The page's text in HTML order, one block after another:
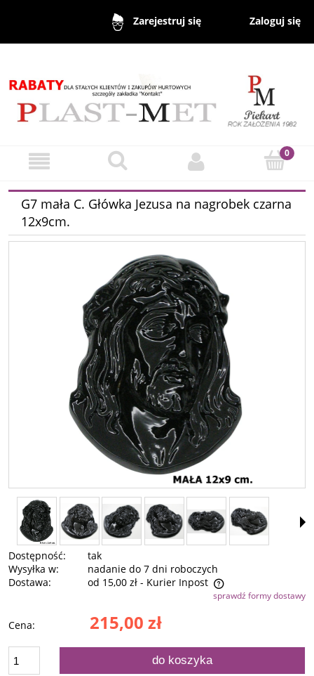
Zarejestruj się Zaloguj się
G7 mała C. Główka Jezusa na nagrobek czarna
12x9cm.
Dostępność:
tak
Wysyłka w:
nadanie do 7 dni roboczych
Dostawa:
od 15,00 zł - Kurier Inpost
Cena nie zawiera ewentualnych kosztów płatnościsprawdź formy dostawy
Cena: 215,00 zł
do koszyka